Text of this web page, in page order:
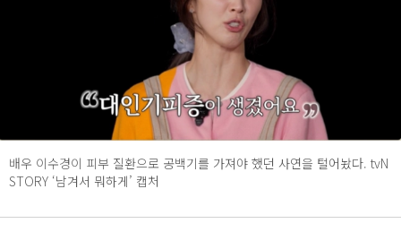
배우 이수경이 피부 질환으로 공백기를 가져야 했던 사연을 털어놨다. tvN
STORY ‘남겨서 뭐하게’ 캡처